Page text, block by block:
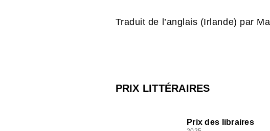
Traduit de l’anglais (Irlande) par
PRIX LITTÉRAIRES
Prix des libraires